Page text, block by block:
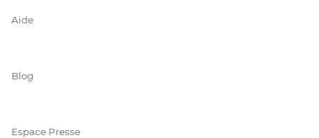
Aide
Blog
Espace Presse